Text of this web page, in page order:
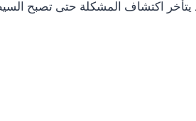
اكتشاف المشكلة حتى تصبح